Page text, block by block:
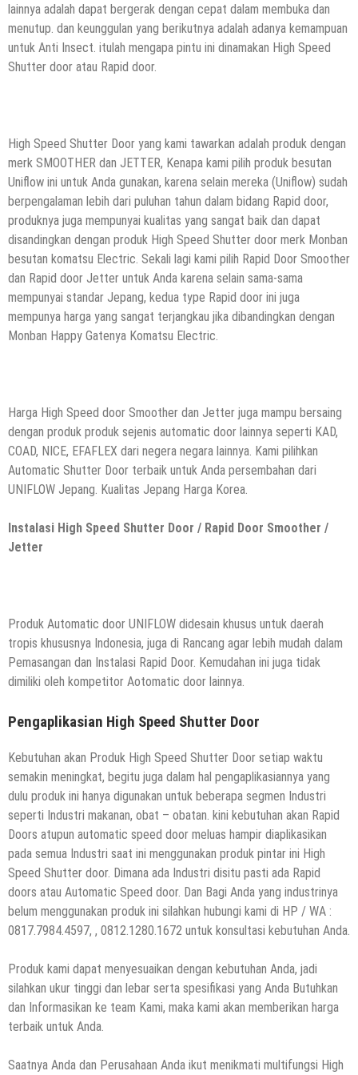
lainnya adalah dapat bergerak dengan cepat dalam membuka dan
menutup. dan keunggulan yang berikutnya adalah adanya kemampuan
untuk Anti Insect. itulah mengapa pintu ini dinamakan High Speed
Shutter door atau Rapid door.
High Speed Shutter Door yang kami tawarkan adalah produk dengan
merk SMOOTHER dan JETTER, Kenapa kami pilih produk besutan
Uniflow ini untuk Anda gunakan, karena selain mereka (Uniflow) sudah
berpengalaman lebih dari puluhan tahun dalam bidang Rapid door,
produknya juga mempunyai kualitas yang sangat baik dan dapat
disandingkan dengan produk High Speed Shutter door merk Monban
besutan komatsu Electric. Sekali lagi kami pilih Rapid Door Smoother
dan Rapid door Jetter untuk Anda karena selain sama-sama
mempunyai standar Jepang, kedua type Rapid door ini juga
mempunya harga yang sangat terjangkau jika dibandingkan dengan
Monban Happy Gatenya Komatsu Electric.
Harga High Speed door Smoother dan Jetter juga mampu bersaing
dengan produk produk sejenis automatic door lainnya seperti KAD,
COAD, NICE, EFAFLEX dari negera negara lainnya. Kami pilihkan
Automatic Shutter Door terbaik untuk Anda persembahan dari
UNIFLOW Jepang. Kualitas Jepang Harga Korea.
Instalasi High Speed Shutter Door / Rapid Door Smoother /
Jetter
Produk Automatic door UNIFLOW didesain khusus untuk daerah
tropis khususnya Indonesia, juga di Rancang agar lebih mudah dalam
Pemasangan dan Instalasi Rapid Door. Kemudahan ini juga tidak
dimiliki oleh kompetitor Aotomatic door lainnya.
Pengaplikasian High Speed Shutter Door
Kebutuhan akan Produk High Speed Shutter Door setiap waktu
semakin meningkat, begitu juga dalam hal pengaplikasiannya yang
dulu produk ini hanya digunakan untuk beberapa segmen Industri
seperti Industri makanan, obat – obatan. kini kebutuhan akan Rapid
Doors atupun automatic speed door meluas hampir diaplikasikan
pada semua Industri saat ini menggunakan produk pintar ini High
Speed Shutter door. Dimana ada Industri disitu pasti ada Rapid
doors atau Automatic Speed door. Dan Bagi Anda yang industrinya
belum menggunakan produk ini silahkan hubungi kami di HP / WA :
0817.7984.4597, , 0812.1280.1672 untuk konsultasi kebutuhan Anda.
Produk kami dapat menyesuaikan dengan kebutuhan Anda, jadi
silahkan ukur tinggi dan lebar serta spesifikasi yang Anda Butuhkan
dan Informasikan ke team Kami, maka kami akan memberikan harga
terbaik untuk Anda.
Saatnya Anda dan Perusahaan Anda ikut menikmati multifungsi High